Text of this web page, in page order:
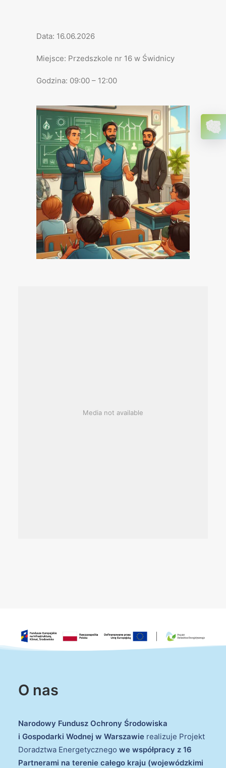
Data: 16.06.2026
Miejsce: Przedszkole nr 16 w Świdnicy
Godzina: 09:00 – 12:00
Media not available
O nas
Narodowy Fundusz Ochrony Środowiska
i Gospodarki Wodnej w Warszawie realizuje Projekt
Doradztwa Energetycznego we współpracy z 16
Partnerami na terenie całego kraju (wojewódzkimi